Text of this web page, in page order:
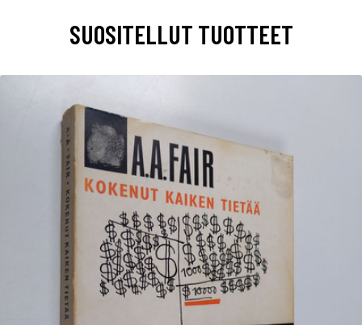
SUOSITELLUT TUOTTEET